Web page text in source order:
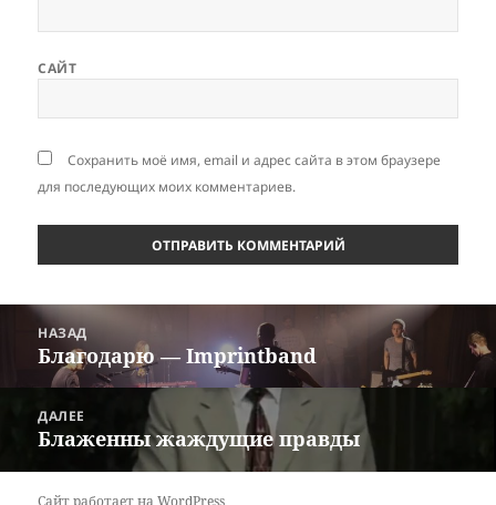
САЙТ
Сохранить моё имя, email и адрес сайта в этом браузере
для последующих моих комментариев.
Навигация
записям
НАЗАД
Предыдущая
запись:
Благодарю — Imprintband
ДАЛЕЕ
Следующая
Блаженны жаждущие правды
Сайт работает на WordPress